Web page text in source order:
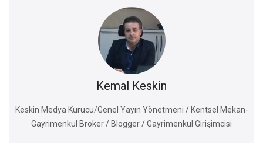
Kemal Keskin
Keskin Medya Kurucu/Genel Yayın Yönetmeni / Kentsel Mekan-
Gayrimenkul Broker / Blogger / Gayrimenkul Girişimcisi